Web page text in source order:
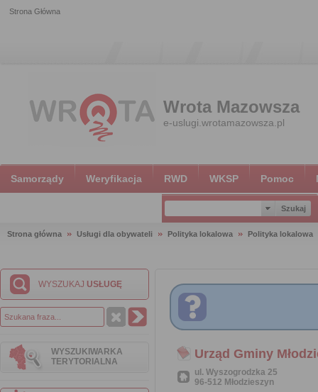
Strona Główna
Wrota Mazowsza
e-uslugi.wrotamazowsza.pl
Samorządy Weryfikacja RWD WKSP Pomoc
Strona główna Usługi dla obywateli Polityka lokalowa Polityka lokalowa
WYSZUKAJ USŁUGĘ
WYSZUKIWARKA
TERYTORIALNA
Urząd Gminy
ul. Wyszogrodzka 25
96-512 Młodzieszyn